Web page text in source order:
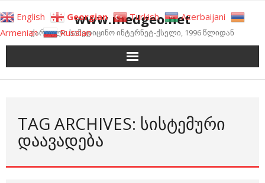
to
content
www.medgeo.net
ქართული სამედიცინო ინტერნეტ-ქსელი, 1996 წლიდან
TAG ARCHIVES: ᲡᲘᲡᲢᲔᲛᲣᲠᲘ
ᲓᲐᲐᲕᲐᲓᲔᲑᲐ
English Georgian Turkish
Azerbaijani
Armenian
Russian